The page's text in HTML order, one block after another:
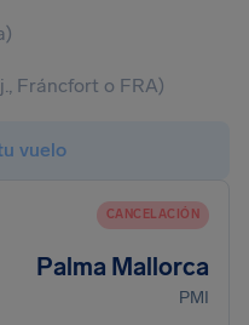
vuelo
CANCELACIÓN
Palma Mallorca
PMI